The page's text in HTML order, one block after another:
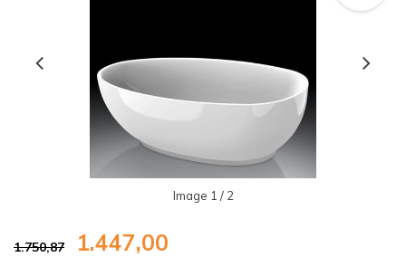
Image 1 / 2
1.750,87 1.447,00